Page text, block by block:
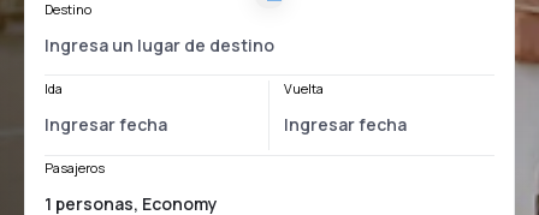
Destino
Ida Vuelta
Pasajeros